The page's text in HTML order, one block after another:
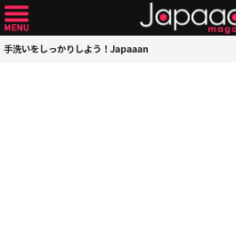
手洗いをしっかりしよう！Japaaan